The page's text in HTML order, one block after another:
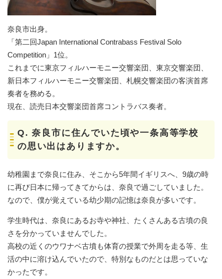
奈良市出身。
「第二回Japan International Contrabass Festival Solo
Competition」1位。
これまでに東京フィルハーモニー交響楽団、東京交響楽団、
新日本フィルハーモニー交響楽団、札幌交響楽団の客演首席
奏者を務める。
現在、読売日本交響楽団首席コントラバス奏者。
Q.奈良市に住んでいた頃や一条高等学校
の思い出はありますか。
幼稚園まで奈良に住み、そこから5年間イギリスへ、9歳の時
に再び日本に帰ってきてからは、奈良で過ごしていました。
なので、僕が覚えている幼少期の記憶は奈良が多いです。
学生時代は、奈良にあるお寺や神社、たくさんある古墳の良
さを分かっていませんでした。
高校の近くのウワナベ古墳も体育の授業で外周を走る等、生
活の中に溶け込んでいたので、特別なものだとは思っていな
かったです。